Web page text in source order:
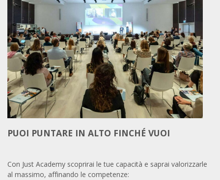
PUOI PUNTARE IN ALTO FINCHÉ VUOI
Con Just Academy scoprirai le tue capacità e saprai valorizzarle
al massimo, affinando le competenze: